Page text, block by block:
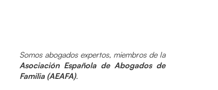
Somos abogados expertos, miembros de la
Asociación Española de Abogados de
Familia (AEAFA).